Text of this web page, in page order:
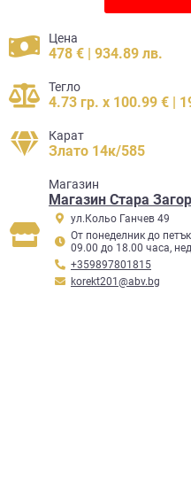
Цена
478 € | 934.89 лв.
Тегло
4.73 гр. x 100.99 € |
Карат
Злато 14к/585
Mагазин
Магазин Стара
ул.Кольо Ганчев 49
От понеделник до
09.00 до 18.00 часа,
+359897801815
korekt201@abv.bg